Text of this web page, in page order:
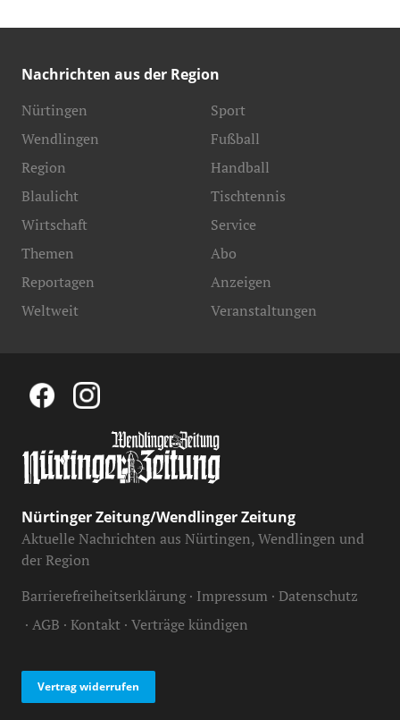
Nachrichten aus der Region
Nürtingen
Wendlingen
Region
Blaulicht
Sport
Fußball
Handball
Tischtennis
Wirtschaft
Themen
Reportagen
Weltweit
Service
Abo
Anzeigen
Veranstaltungen
Nürtinger Zeitung/Wendlinger Zeitung
Aktuelle Nachrichten aus Nürtingen, Wendlingen und
der Region
Barrierefreiheitserklärung Impressum Datenschutz
AGB Kontakt Verträge kündigen
Vertrag widerrufen